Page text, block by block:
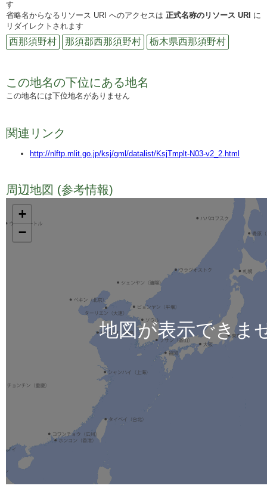
す
省略名からなるリソース URI へのアクセスは 正式名称のリソース URI に
リダイレクトされます
西那須野村 那須郡西那須野村 栃木県西那須野村
この地名の下位にある地名
この地名には下位地名がありません
関連リンク
http://nlftp.mlit.go.jp/ksj/gml/datalist/KsjTmplt-N03-v2_2.html
周辺地図 (参考情報)
+
−
地図が表示できま